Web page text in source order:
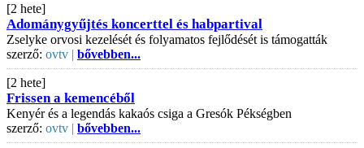
[2 hete]
Adománygyűjtés koncerttel és habpartival
Zselyke orvosi kezelését és folyamatos fejlődését is támogatták
szerző: ovtv | bővebben...
[2 hete]
Frissen a kemencéből
Kenyér és a legendás kakaós csiga a Gresók Pékségben
szerző: ovtv | bővebben...